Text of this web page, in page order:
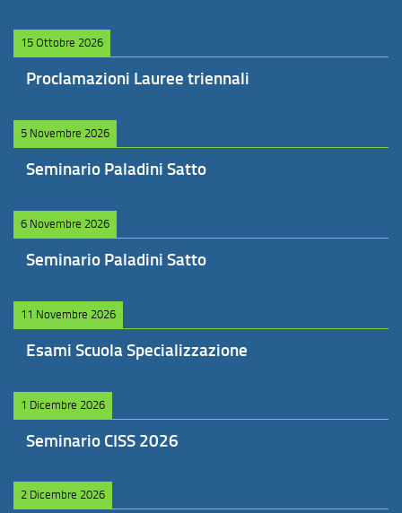
15 Ottobre 2026
Proclamazioni Lauree triennali
5 Novembre 2026
Seminario Paladini Satto
6 Novembre 2026
Seminario Paladini Satto
11 Novembre 2026
Esami Scuola Specializzazione
1 Dicembre 2026
Seminario CISS 2026
2 Dicembre 2026